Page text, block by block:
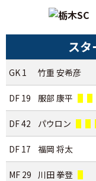
スタ
GK 1 竹重 安希彦
DF 19 服部 康平
DF 42 パウロン
DF 17 福岡 将太
MF 29 川田 拳登